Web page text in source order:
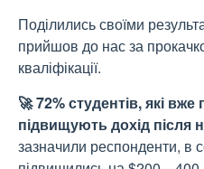
Поділились своїми
прийшов до нас за
кваліфікації.
🚀 72% студентів, які
підвищують дохід після
зазначили респонденти, в